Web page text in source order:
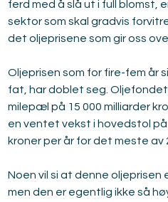
ferd med å slå ut i full blomst,
sektor som skal gradvis
det oljeprisene som gir oss
Oljeprisen som for fire-fem år
fat, har doblet seg.
milepæl på 15 000 milliarder
en ventet vekst i hovedstol på
kroner per år for det meste av
Noen vil si at denne oljeprisen
men den er egentlig ikke så